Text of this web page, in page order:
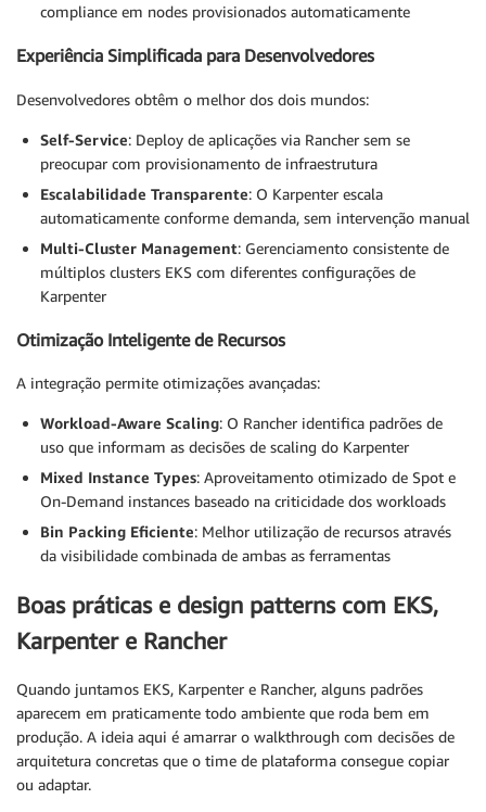
compliance em nodes provisionados automaticamente
Experiência Simplificada para Desenvolvedores
Desenvolvedores obtêm o melhor dos dois mundos:
Self-Service: Deploy de aplicações via Rancher sem se
preocupar com provisionamento de infraestrutura
Escalabilidade Transparente: O Karpenter escala
automaticamente conforme demanda, sem intervenção manual
Multi-Cluster Management: Gerenciamento consistente de
múltiplos clusters EKS com diferentes configurações de
Karpenter
Otimização Inteligente de Recursos
A integração permite otimizações avançadas:
Workload-Aware Scaling: O Rancher identifica padrões de
uso que informam as decisões de scaling do Karpenter
Mixed Instance Types: Aproveitamento otimizado de Spot e
On-Demand instances baseado na criticidade dos workloads
Bin Packing Eficiente: Melhor utilização de recursos através
da visibilidade combinada de ambas as ferramentas
Boas práticas e design patterns com EKS,
Karpenter e Rancher
Quando juntamos EKS, Karpenter e Rancher, alguns padrões
aparecem em praticamente todo ambiente que roda bem em
produção. A ideia aqui é amarrar o walkthrough com decisões de
arquitetura concretas que o time de plataforma consegue copiar
ou adaptar.